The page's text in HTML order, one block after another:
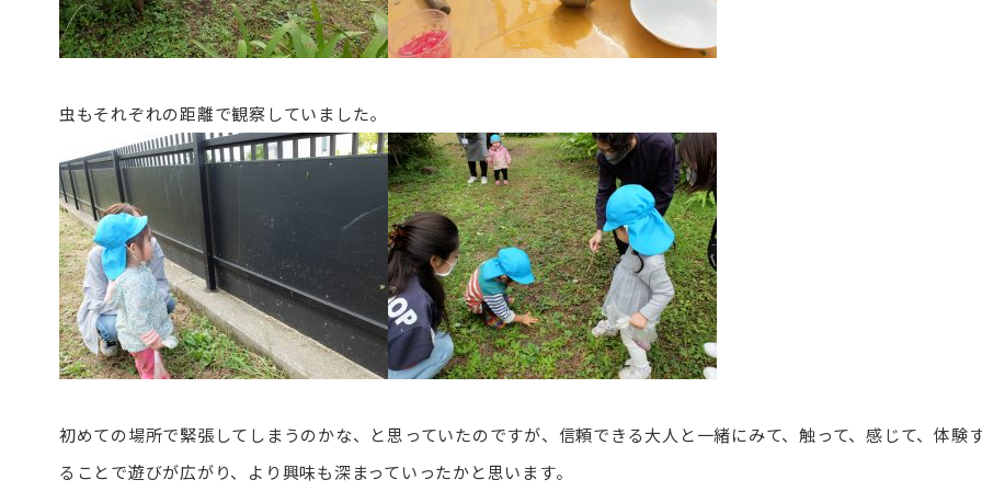
虫もそれぞれの距離で観察していました。
初めての場所で緊張してしまうのかな、と思っていたのですが、信頼できる大人と一緒にみて、触って、感じて、体験
ることで遊びが広がり、より興味も深まっていったかと思います。